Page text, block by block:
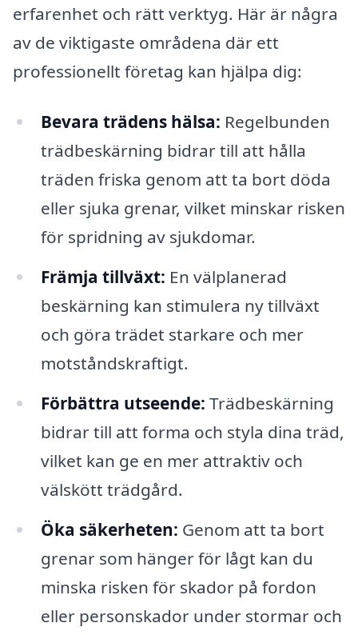
erfarenhet och rätt verktyg. Här är några
av de viktigaste områdena där ett
professionellt företag kan hjälpa dig:
Bevara trädens hälsa: Regelbunden
trädbeskärning bidrar till att hålla
träden friska genom att ta bort döda
eller sjuka grenar, vilket minskar risken
för spridning av sjukdomar.
Främja tillväxt: En välplanerad
beskärning kan stimulera ny tillväxt
och göra trädet starkare och mer
motståndskraftigt.
Förbättra utseende: Trädbeskärning
bidrar till att forma och styla dina träd,
vilket kan ge en mer attraktiv och
välskött trädgård.
Öka säkerheten: Genom att ta bort
grenar som hänger för lågt kan du
minska risken för skador på fordon
eller personskador under stormar och